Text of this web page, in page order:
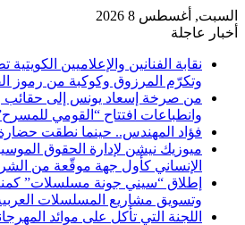
السبت, أغسطس 8 2026
أخبار عاجلة
نقابة الفنانين والإعلاميين
وتكرّم المرزوق وكوكبة من رموز
من صرخة إسعاد يونس إلى حقائب
وانطباعات افتتاح “القومي للمسرح”
فؤاد المهندس.. حينما نطقت
ميوزيك نيشن لإدارة الحقوق
الإنساني كأول جهة موقّعة من
إطلاق “سيني جونة مسلسلات”
وتسويق مشاريع المسلسلات
اللجنة التي تأكل على موائد